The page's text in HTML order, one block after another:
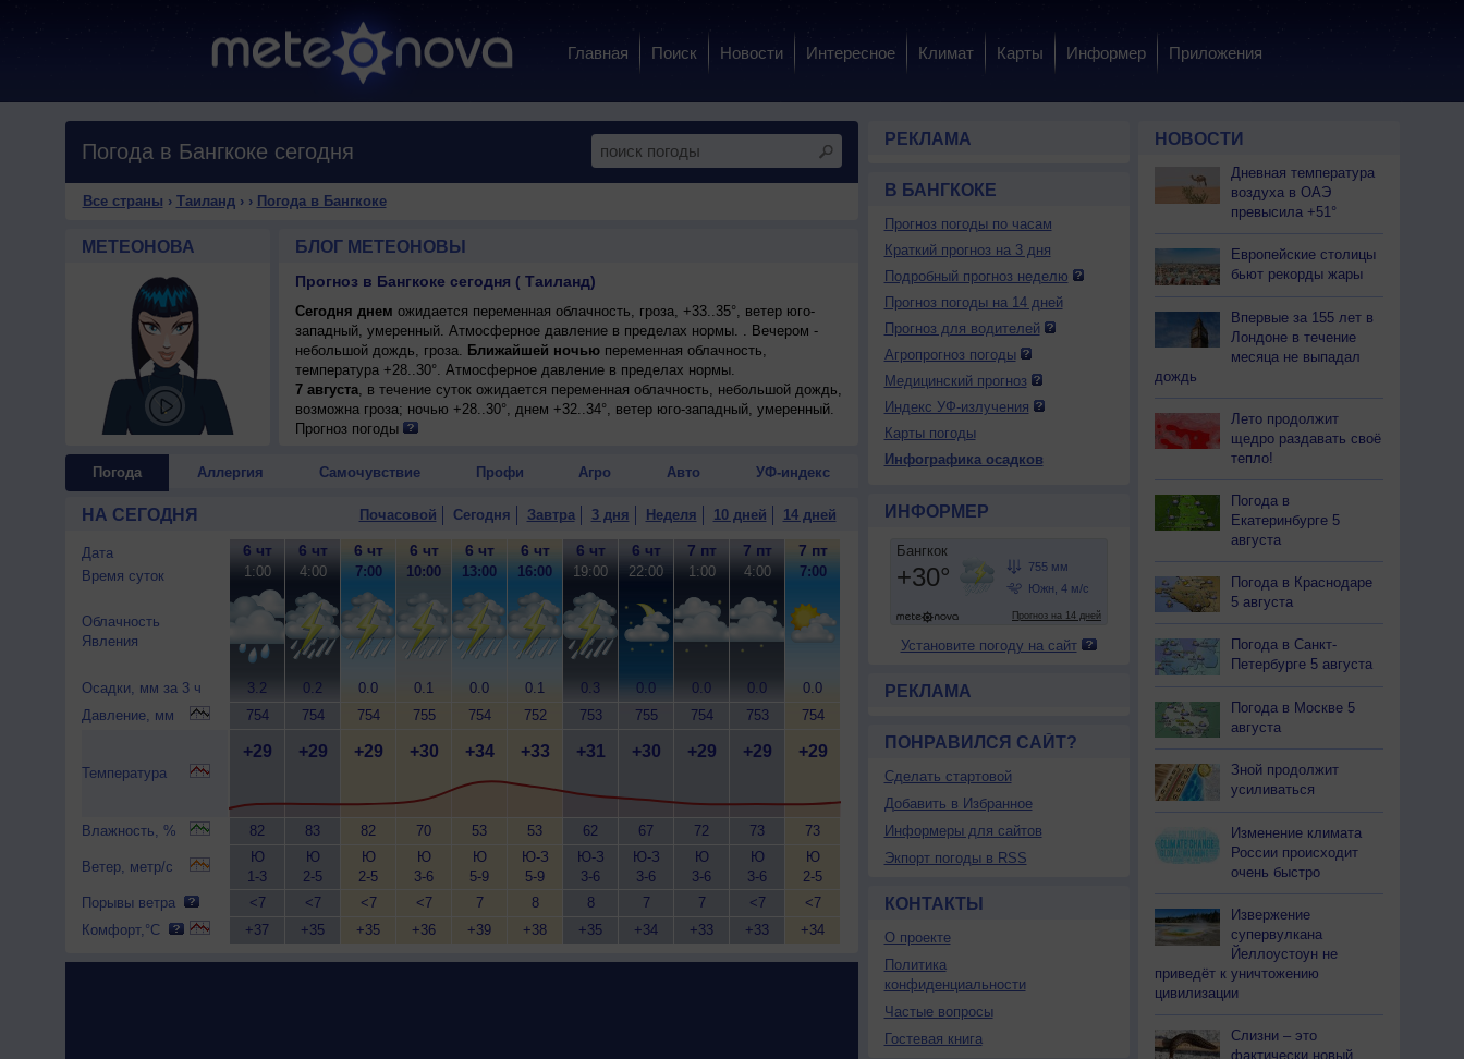
Главная Поиск Новости Интересное Климат Карты Информер Приложения
Погода в Бангкоке сегодня
Все страны › Таиланд› › Погода в Бангкоке
МЕТЕОНОВА БЛОГ МЕТЕОНОВЫ
Прогноз в Бангкоке сегодня ( Таиланд)
Сегодня днем ожидается переменная облачность, гроза, +33..35°, ветер юго-
западный, умеренный. Атмосферное давление в пределах нормы. . Вечером -
небольшой дождь, гроза. Ближайшей ночьюпеременная облачность,
температура +28..30°. Атмосферное давление в пределах нормы.
7 августа, в течение суток ожидается переменная облачность, небольшой дождь,
возможна гроза; ночью +28..30°, днем +32..34°, ветер юго-западный, умеренный.
Прогноз погоды
Погода Аллергия Самочувствие Профи Агро Авто УФ-индекс
НА СЕГОДНЯ Почасовой Сегодня Завтра 3 дня Неделя 10 дней 14 дней
Дата
Время суток
Облачность
Явления
Осадки, мм за 3 ч
Давление, мм
Температура
Влажность, %
Ветер, метр/с
Порывы ветра
Комфорт,°C
6 чт
1:00
3.2
754
+29
82
Ю
1-3
<7
+37
6 чт
4:00
0.2
754
+29
83
Ю
2-5
<7
+35
6 чт
7:00
0.0
754
+29
82
Ю
2-5
<7
+35
6 чт
10:00
0.1
755
+30
70
Ю
3-6
<7
+36
6 чт
13:00
0.0
754
+34
53
Ю
5-9
7
+39
6 чт
16:00
0.1
752
+33
53
Ю-З
5-9
8
+38
6 чт
19:00
0.3
753
+31
62
Ю-З
3-6
8
+35
6 чт
22:00
0.0
755
+30
67
Ю-З
3-6
7
+34
7 пт
1:00
0.0
754
+29
72
Ю
3-6
7
+33
7 пт
4:00
0.0
753
+29
73
Ю
3-6
<7
+33
7 пт
7:00
0.0
754
+29
73
Ю
2-5
<7
+34
РЕКЛАМА
В БАНГКОКЕ
Прогноз погоды по часам
Краткий прогноз на 3 дня
Подробный прогноз неделю
Прогноз погоды на 14 дней
Прогноз для водителей
Агропрогноз погоды
Медицинский прогноз
Индекс УФ-излучения
Карты погоды
Инфографика осадков
ИНФОРМЕР
Установите погоду на сайт
РЕКЛАМА
ПОНРАВИЛСЯ САЙТ?
Сделать стартовой
Добавить в Избранное
Информеры для сайтов
Экпорт погоды в RSS
КОНТАКТЫ
О проекте
Политика
конфиденциальности
Частые вопросы
Гостевая книга
НОВОСТИ
Дневная температура
воздуха в ОАЭ
превысила +51°
Европейские столицы
бьют рекорды жары
Впервые за 155 лет в
Лондоне в течение
месяца не выпадал
дождь
Лето продолжит
щедро раздавать своё
тепло!
Погода в
Екатеринбурге 5
августа
Погода в Краснодаре
5 августа
Погода в Санкт-
Петербурге 5 августа
Погода в Москве 5
августа
Зной продолжит
усиливаться
Изменение климата
России происходит
очень быстро
Извержение
супервулкана
Йеллоустоун не
приведёт к уничтожению
цивилизации
Слизни – это
фактически новый